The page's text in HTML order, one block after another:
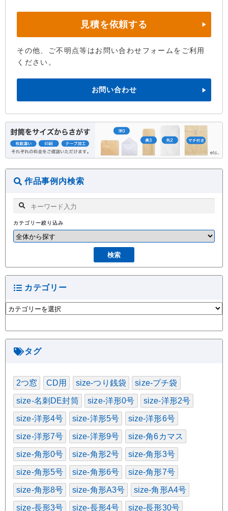
見積を依頼する
その他、ご不明点等はお問い合わせフォームをご利用
ください。
お問い合わせ
作品事例内検索
カテゴリー絞り込み
カテゴリー
カ
テ
タグ
2つ窓 CD用 size-つり銭袋 size-プチ袋
size-名刺DE封筒 size-洋形0号 size-洋形2号
size-洋形4号 size-洋形5号 size-洋形6号
size-洋形7号 size-洋形9号 size-角6カマス
size-角形0号 size-角形2号 size-角形3号
size-角形5号 size-角形6号 size-角形7号
size-角形8号 size-角形A3号 size-角形A4号
size-長形3号 size-長形4号 size-長形30号